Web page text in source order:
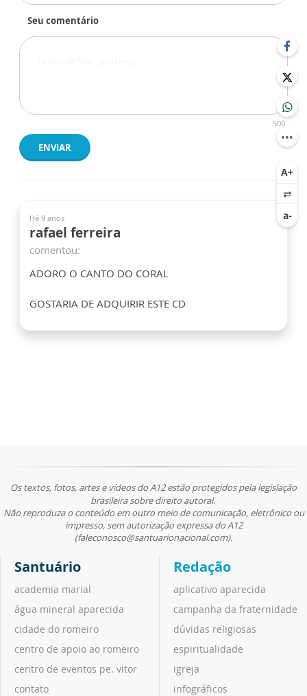
Seu comentário
500
ENVIAR
Há 9 anos
rafael ferreira
comentou:
ADORO O CANTO DO CORAL
GOSTARIA DE ADQUIRIR ESTE CD
Os textos, fotos, artes e vídeos do A12 estão protegidos pela legislação
brasileira sobre direito autoral.
Não reproduza o conteúdo em outro meio de comunicação, eletrônico ou
impresso, sem autorização expressa do A12
(faleconosco@santuarionacional.com).
Santuário
academia marial
água mineral aparecida
cidade do romeiro
centro de apoio ao romeiro
centro de eventos pe. vitor
contato
Redação
aplicativo aparecida
campanha da fraternidade
dúvidas religiosas
espiritualidade
igreja
infográficos